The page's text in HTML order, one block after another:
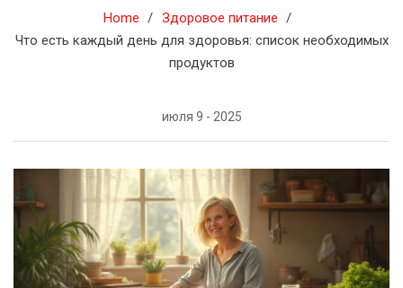
Home
Здоровое питание
Что есть каждый день для здоровья: список необходимых
продуктов
июля 9 - 2025